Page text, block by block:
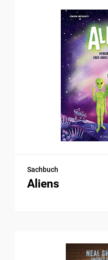
Sachbuch
Aliens